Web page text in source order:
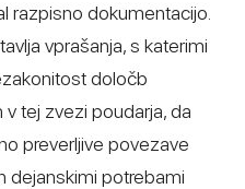
razpisno dokumentacijo.
vprašanja, s katerimi
določb
tej zvezi poudarja, da
preverljive povezave
dejanskimi potrebami